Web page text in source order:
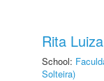
Rita
School:
Solteira)